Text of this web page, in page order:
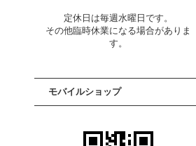
定休日は毎週水曜日です。
その他臨時休業になる場合がありま
す。
モバイルショップ